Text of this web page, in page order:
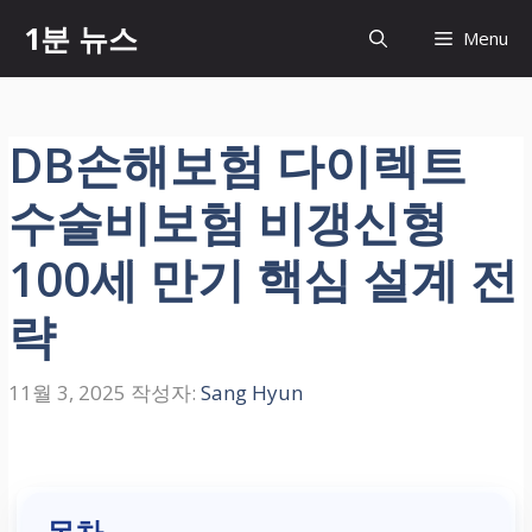
츠
너
뛰
기
1분 뉴스 Menu
DB손해보험 다이렉트
수술비보험 비갱신형
100세 만기 핵심 설계 전
략
11월 3, 2025 작성자: Sang Hyun